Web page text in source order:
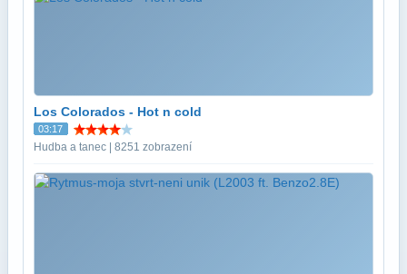
Los Colorados - Hot n cold
03:17
Hudba a tanec | 8251 zobrazení